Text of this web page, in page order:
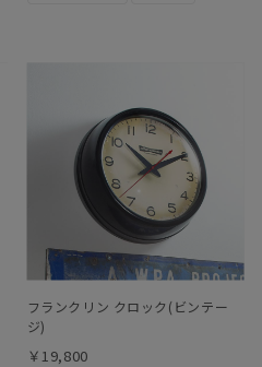
フランクリン クロック(ビンテー
ジ)
￥19,800